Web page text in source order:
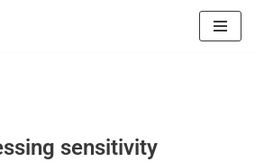
sensitivity